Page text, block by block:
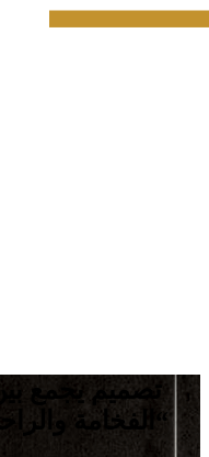
تصميم يجمع
“الفخامة